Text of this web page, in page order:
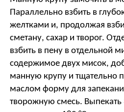
Параллельно взбить в
желтками и, продолжая
сметану, сахар и творог.
взбить в пену в отдельной
содержимое двух мисок,
манную крупу и тщательно
маслом форму для
творожную смесь.